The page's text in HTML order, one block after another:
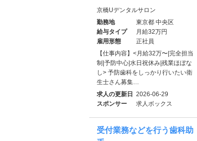
京橋Uデンタルサロン
勤務地
東京都 中央区
給与タイプ
月給32万円
雇用形態
正社員
【仕事内容】<月給32万〜|完全担当
制|予防中心|水日祝休み|残業ほぼな
し> 予防歯科をしっかり行いたい衛
生士さん募集…
求人の更新日 2026-06-29
スポンサー
求人ボックス
受付業務などを行う歯科助